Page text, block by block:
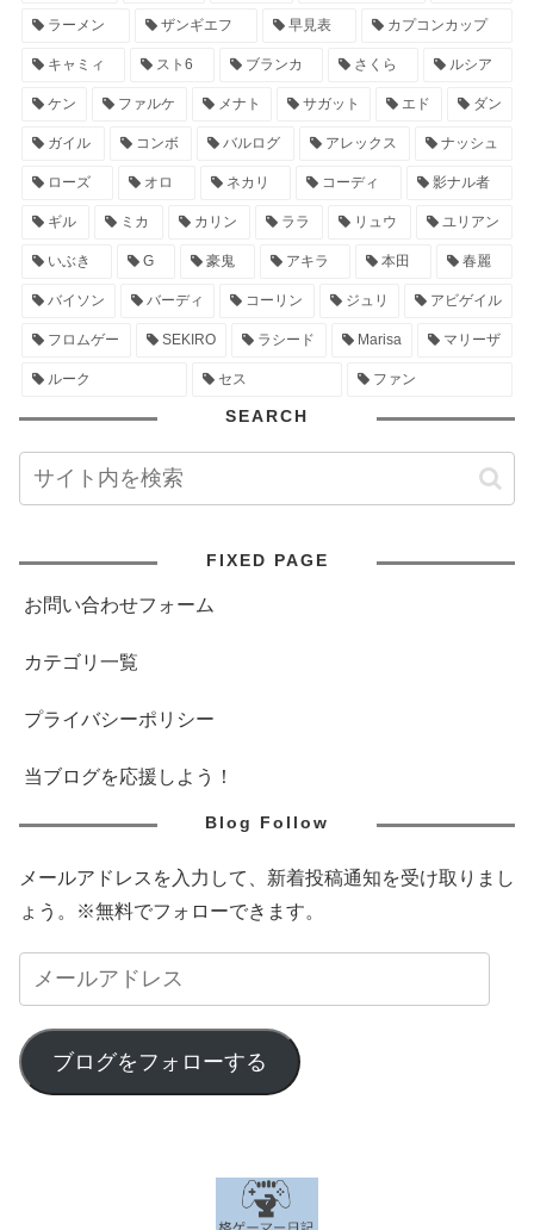
ラーメン ザンギエフ 早見表 カプコンカップ
キャミィ スト6 ブランカ さくら ルシア
ケン ファルケ メナト サガット エド ダン
ガイル コンボ バルログ アレックス ナッシュ
ローズ オロ ネカリ コーディ 影ナル者
ギル ミカ カリン ララ リュウ ユリアン
いぶき G 豪鬼 アキラ 本田 春麗
バイソン バーディ コーリン ジュリ アビゲイル
フロムゲー SEKIRO ラシード Marisa マリーザ
ルーク セス ファン
SEARCH
FIXED PAGE
お問い合わせフォーム
カテゴリ一覧
プライバシーポリシー
当ブログを応援しよう！
Blog Follow
メールアドレスを入力して、新着投稿通知を受け取りまし
ょう。※無料でフォローできます。
ブログをフォローする